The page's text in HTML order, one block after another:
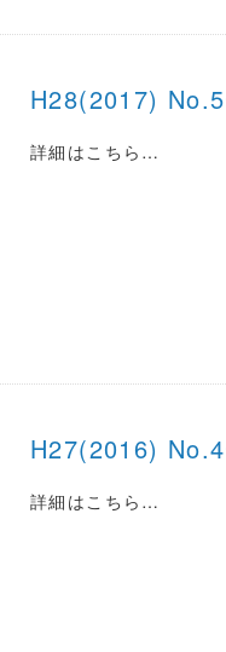
H28(2017)
詳細はこちら…
H27(2016)
詳細はこちら…